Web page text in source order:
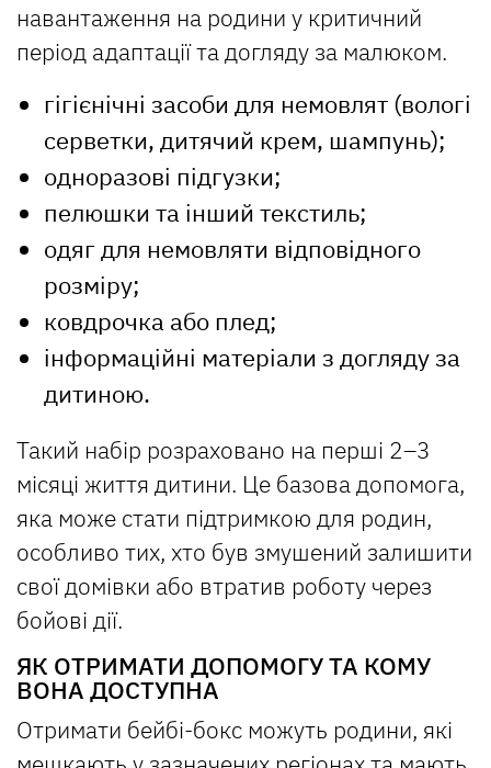
навантаження на родини у критичний
період адаптації та догляду за малюком.
гігієнічні засоби для немовлят (вологі
серветки, дитячий крем, шампунь);
одноразові підгузки;
пелюшки та інший текстиль;
одяг для немовляти відповідного
розміру;
ковдрочка або плед;
інформаційні матеріали з догляду за
дитиною.
Такий набір розраховано на перші 2–3
місяці життя дитини. Це базова допомога,
яка може стати підтримкою для родин,
особливо тих, хто був змушений залишити
свої домівки або втратив роботу через
бойові дії.
ЯК ОТРИМАТИ ДОПОМОГУ ТА КОМУ
ВОНА ДОСТУПНА
Отримати бейбі-бокс можуть родини, які